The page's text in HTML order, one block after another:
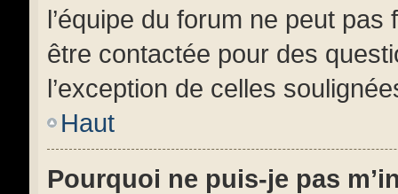
l’équipe du forum ne peut
être contactée pour des
l’exception de celles
Haut
Pourquoi ne puis-je pas